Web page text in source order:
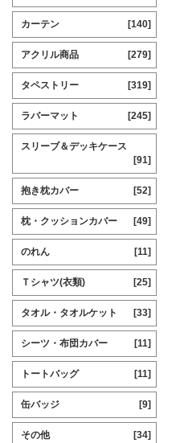
カーテン [140]
アクリル商品 [279]
タペストリー [319]
ラバーマット [245]
スリーブ＆デッキケース
[91]
抱き枕カバー [52]
枕・クッションカバー [49]
のれん [11]
Ｔシャツ(衣類) [25]
タオル・タオルケット [33]
シーツ・布団カバー [11]
トートバッグ [11]
缶バッジ [9]
その他 [34]